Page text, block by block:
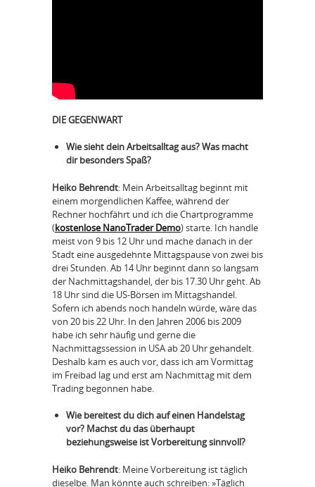
DIE GEGENWART
Wie sieht dein Arbeitsalltag aus? Was macht
dir besonders Spaß?
Heiko Behrendt: Mein Arbeitsalltag beginnt mit
einem morgendlichen Kaffee, während der
Rechner hochfährt und ich die Chartprogramme
(kostenlose NanoTrader Demo) starte. Ich handle
meist von 9 bis 12 Uhr und mache danach in der
Stadt eine ausgedehnte Mittagspause von zwei bis
drei Stunden. Ab 14 Uhr beginnt dann so langsam
der Nachmittagshandel, der bis 17.30 Uhr geht. Ab
18 Uhr sind die US-Börsen im Mittagshandel.
Sofern ich abends noch handeln würde, wäre das
von 20 bis 22 Uhr. In den Jahren 2006 bis 2009
habe ich sehr häufig und gerne die
Nachmittagssession in USA ab 20 Uhr gehandelt.
Deshalb kam es auch vor, dass ich am Vormittag
im Freibad lag und erst am Nachmittag mit dem
Trading begonnen habe.
Wie bereitest du dich auf einen Handelstag
vor? Machst du das überhaupt
beziehungsweise ist Vorbereitung sinnvoll?
Heiko Behrendt: Meine Vorbereitung ist täglich
dieselbe. Man könnte auch schreiben: »Täglich